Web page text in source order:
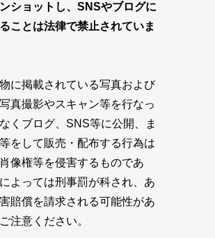
ショットし、SNSやブログに
ことは法律で禁止されていま
に掲載されている写真および
真撮影やスキャン等を行なっ
くブログ、SNS等に公開、ま
をして販売・配布する行為は
像権等を侵害するものであ
よっては刑事罰が科され、あ
賠償を請求される可能性があ
注意ください。